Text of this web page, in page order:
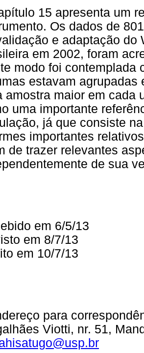
15 apresenta um
Os dados de
e adaptação do
em 2002, foram
modo foi contemplada
estavam
amostra maior em cada
uma importante
já que consiste
importantes
de trazer relevantes
de sua
em 6/5/13
em 8/7/13
em 10/7/13
para
Viotti, nr. 51,